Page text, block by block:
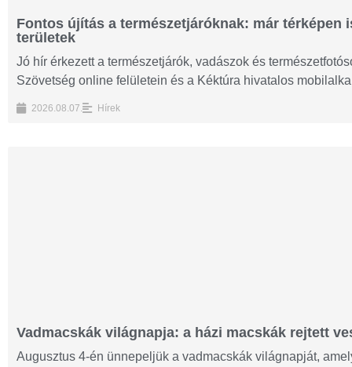
Fontos újítás a természetjáróknak: már térképen
területek
Jó hír érkezett a természetjárók, vadászok és
Szövetség online felületein és a Kéktúra hivatalos
2026.08.07. Hírek
Vadmacskák világnapja: a házi macskák rejtett
Augusztus 4-én ünnepeljük a vadmacskák világnapját,